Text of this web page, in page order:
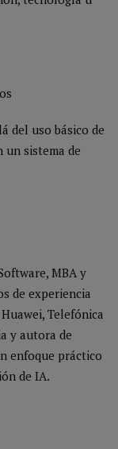
del uso básico de
sistema de
MBA y
de experiencia
Telefónica
y autora de
enfoque práctico
de IA.